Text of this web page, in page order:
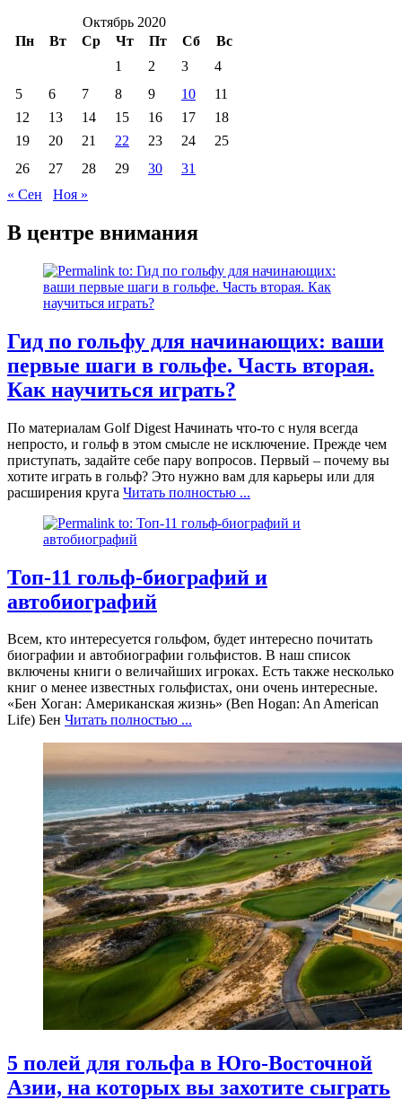
Октябрь 2020
Пн
Вт Ср Чт Пт Сб
Вс
1
2 3
4
5
6 7 8 9 10
11
12
13 14 15 16 17
18
19
20 21 22 23 24
25
26
27 28 29 30
31
« Сен
Ноя »
В центре внимания
Гид по гольфу для начинающих: ваши
первые шаги в гольфе. Часть вторая.
Как научиться играть?
По материалам Golf Digest Начинать что-то с нуля всегда
непросто, и гольф в этом смысле не исключение. Прежде чем
приступать, задайте себе пару вопросов. Первый – почему вы
хотите играть в гольф? Это нужно вам для карьеры или для
расширения круга Читать полностью ...
Топ-11 гольф-биографий и
автобиографий
Всем, кто интересуется гольфом, будет интересно почитать
биографии и автобиографии гольфистов. В наш список
включены книги о величайших игроках. Есть также несколько
книг о менее известных гольфистах, они очень интересные.
«Бен Хоган: Американская жизнь» (Ben Hogan: An American
Life) Бен Читать полностью ...
5 полей для гольфа в Юго-Восточной
Азии, на которых вы захотите сыграть